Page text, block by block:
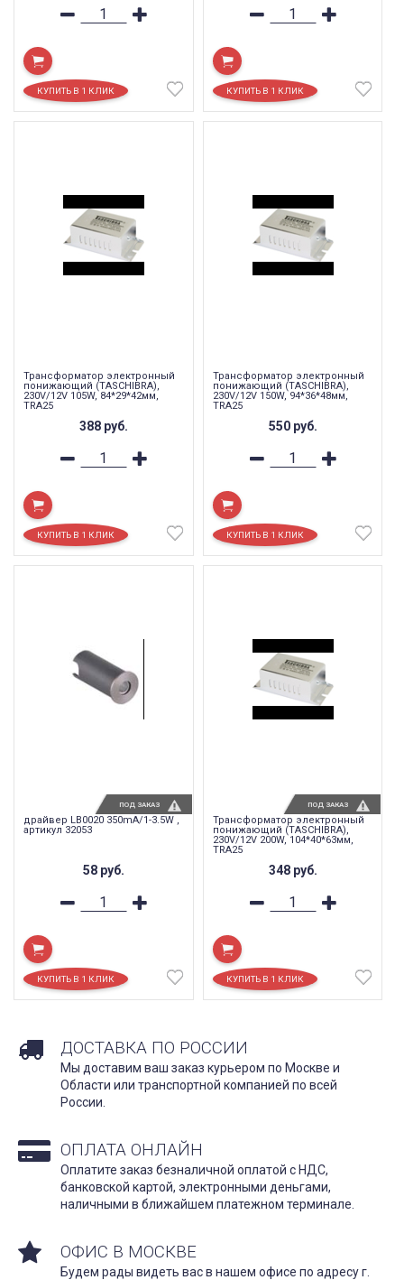
Трансформатор электронный
понижающий (TASCHIBRA),
230V/12V 105W, 84*29*42мм,
TRA25
388 руб.
Трансформатор электронный
понижающий (TASCHIBRA),
230V/12V 150W, 94*36*48мм,
TRA25
550 руб.
драйвер LB0020 350mA/1-3.5W ,
артикул 32053
58 руб.
ПОД ЗАКАЗ
Трансформатор электронный
понижающий (TASCHIBRA),
230V/12V 200W, 104*40*63мм,
TRA25
348 руб.
ПОД ЗАКАЗ
ДОСТАВКА ПО РОССИИ
Мы доставим ваш заказ курьером по Москве и
Области или транспортной компанией по всей
России.
ОПЛАТА ОНЛАЙН
Оплатите заказ безналичной оплатой с НДС,
банковской картой, электронными деньгами,
наличными в ближайшем платежном терминале.
ОФИС В МОСКВЕ
Будем рады видеть вас в нашем офисе по адресу г.